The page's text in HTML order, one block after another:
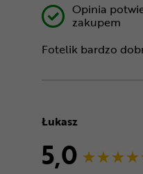
Opinia
zakupem
Fotelik bardzo
Łukasz
5,0